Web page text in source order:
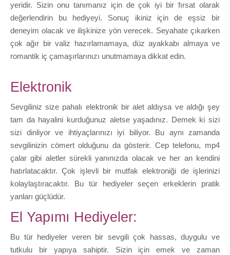
yeridir. Sizin onu tanımanız için de çok iyi bir fırsat olarak
değerlendirin bu hediyeyi. Sonuç ikiniz için de eşsiz bir
deneyim olacak ve ilişkinize yön verecek. Seyahate çıkarken
çok ağır bir valiz hazırlamamaya, düz ayakkabı almaya ve
romantik iç çamaşırlarınızı unutmamaya dikkat edin.
Elektronik
Sevgiliniz size pahalı elektronik bir alet aldıysa ve aldığı şey
tam da hayalini kurduğunuz aletse yaşadınız. Demek ki sizi
sizi dinliyor ve ihtiyaçlarınızı iyi biliyor. Bu aynı zamanda
sevgilinizin cömert olduğunu da gösterir. Cep telefonu, mp4
çalar gibi aletler sürekli yanınızda olacak ve her an kendini
hatırlatacaktır. Çok işlevli bir mutfak elektroniği de işlerinizi
kolaylaştıracaktır. Bu tür hediyeler seçen erkeklerin pratik
yanları güçlüdür.
El Yapımı Hediyeler:
Bu tür hediyeler veren bir sevgili çok hassas, duygulu ve
tutkulu bir yapıya sahiptir. Sizin için emek ve zaman